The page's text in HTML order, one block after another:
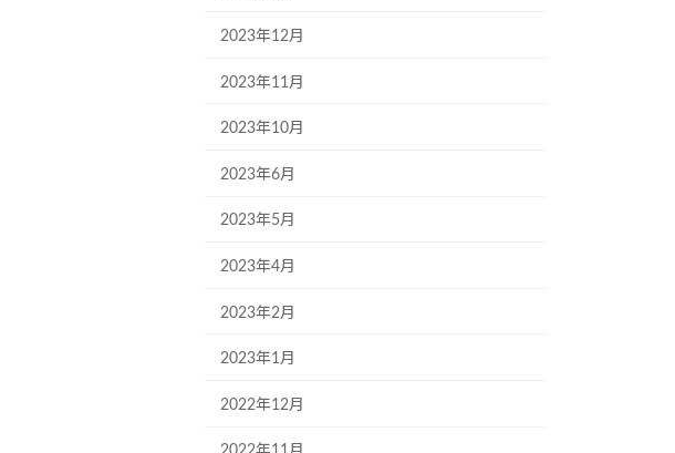
2023年12月
2023年11月
2023年10月
2023年6月
2023年5月
2023年4月
2023年2月
2023年1月
2022年12月